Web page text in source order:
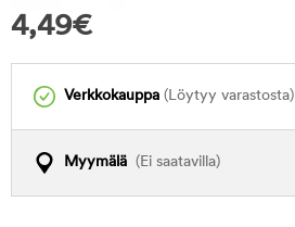
4,49€
Verkkokauppa (Löytyy varastosta)
Myymälä (Ei saatavilla)